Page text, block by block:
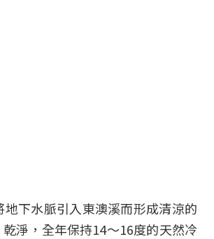
下水脈引入東澳溪而形成清涼的
淨，全年保持14～16度的天然冷